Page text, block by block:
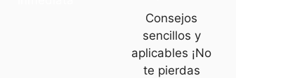
Consejos
sencillos y
aplicables ¡No
te pierdas